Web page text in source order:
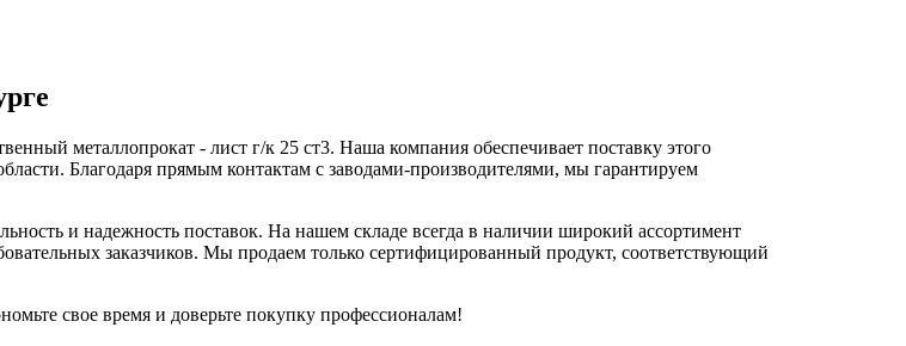
металлопрокат - лист г/к 25 ст3. Наша компания обеспечивает поставку этого
Благодаря прямым контактам с заводами-производителями, мы гарантируем
и надежность поставок. На нашем складе всегда в наличии широкий ассортимент
заказчиков. Мы продаем только сертифицированный продукт, соответствующий
свое время и доверьте покупку профессионалам!